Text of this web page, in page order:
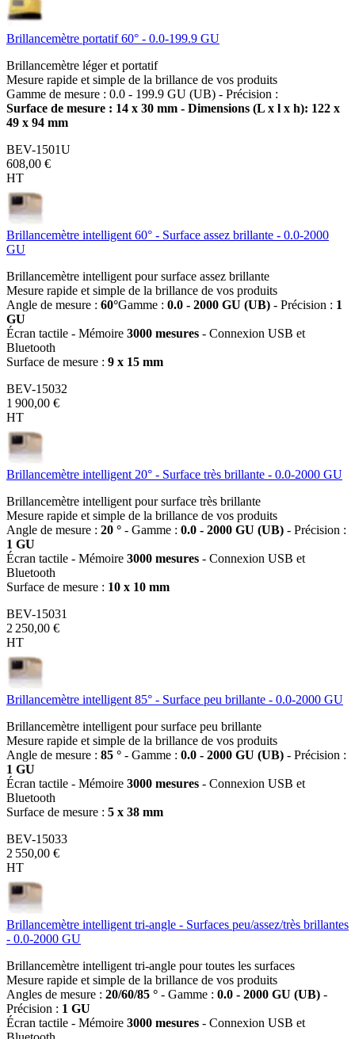
Brillancemètre portatif 60° - 0.0-199.9 GU
Brillancemètre léger et portatif
Mesure rapide et simple de la brillance de vos produits
Gamme de mesure : 0.0 - 199.9 GU (UB) - Précision :
Surface de mesure : 14 x 30 mm - Dimensions (L x l x h): 122 x
49 x 94 mm
BEV-1501U
608,00 €
HT
Brillancemètre intelligent 60° - Surface assez brillante - 0.0-2000
GU
Brillancemètre intelligent pour surface assez brillante
Mesure rapide et simple de la brillance de vos produits
Angle de mesure : 60°Gamme : 0.0 - 2000 GU (UB) - Précision : 1
GU
Écran tactile - Mémoire 3000 mesures - Connexion USB et
Bluetooth
Surface de mesure : 9 x 15 mm
BEV-15032
1 900,00 €
HT
Brillancemètre intelligent 20° - Surface très brillante - 0.0-2000 GU
Brillancemètre intelligent pour surface très brillante
Mesure rapide et simple de la brillance de vos produits
Angle de mesure : 20 ° - Gamme : 0.0 - 2000 GU (UB) - Précision :
1 GU
Écran tactile - Mémoire 3000 mesures - Connexion USB et
Bluetooth
Surface de mesure : 10 x 10 mm
BEV-15031
2 250,00 €
HT
Brillancemètre intelligent 85° - Surface peu brillante - 0.0-2000 GU
Brillancemètre intelligent pour surface peu brillante
Mesure rapide et simple de la brillance de vos produits
Angle de mesure : 85 ° - Gamme : 0.0 - 2000 GU (UB) - Précision :
1 GU
Écran tactile - Mémoire 3000 mesures - Connexion USB et
Bluetooth
Surface de mesure : 5 x 38 mm
BEV-15033
2 550,00 €
HT
Brillancemètre intelligent tri-angle - Surfaces peu/assez/très brillantes
- 0.0-2000 GU
Brillancemètre intelligent tri-angle pour toutes les surfaces
Mesure rapide et simple de la brillance de vos produits
Angles de mesure : 20/60/85 ° - Gamme : 0.0 - 2000 GU (UB) -
Précision : 1 GU
Écran tactile - Mémoire 3000 mesures - Connexion USB et